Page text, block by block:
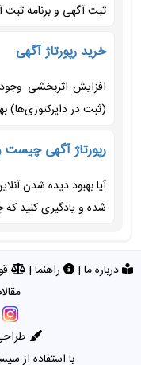
ثبت آگهی و برنامه ثبت
خرید رپورتاژ آگهی
افزایش اثربخشی وجود
(ثبت در دایرکتوری‌ها)
رپورتاژ آگهی چیست
آیا بهبود دیده شدن
شده و یادگیری کنید که
درباره ما | راهنما |
با استفاده از